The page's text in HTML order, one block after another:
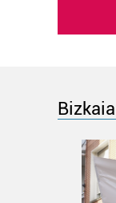
Bizkaia